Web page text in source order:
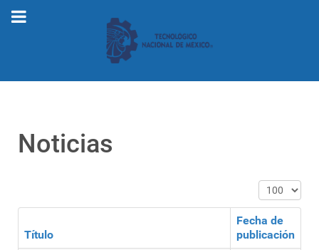
Noticias
Cantidad
Título
Fecha de
publicación